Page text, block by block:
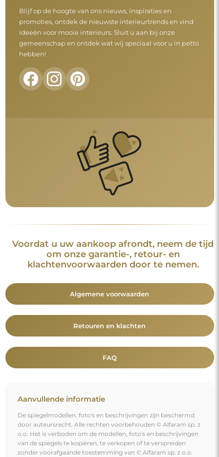
Blijf op de hoogte van ons nieuws, inspiraties en
promoties, ontdek de nieuwste interieurtrends en vind
ideeën voor mooie interieurs. Sluit u aan bij onze
gemeenschap en ontdek wat wij speciaal voor u in petto
hebben!
Voordat u uw aankoop afrondt, neem de tijd
om onze garantie-, retour- en
klachtenvoorwaarden door te nemen.
Algemene voorwaarden
Retouren en klachten
FAQ
Aanvullende informatie
De spiegelmodellen, foto's en beschrijvingen zijn beschermd
door auteursrecht. Alle rechten voorbehouden © Alfaram sp. z
o.o. Het is verboden om de modellen, foto's en beschrijvingen
van de spiegels te kopiëren, te verkopen of te verspreiden
zonder voorafgaande toestemming van © Alfaram sp. z o.o.